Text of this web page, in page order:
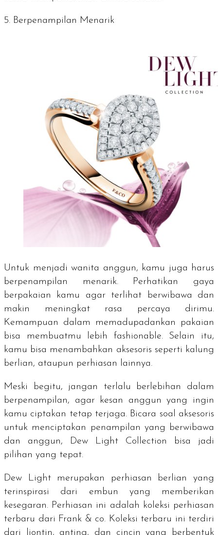
5. Berpenampilan Menarik
Untuk menjadi wanita anggun, kamu juga harus
berpenampilan menarik. Perhatikan gaya
berpakaian kamu agar terlihat berwibawa dan
makin meningkat rasa percaya dirimu.
Kemampuan dalam memadupadankan pakaian
bisa membuatmu lebih fashionable. Selain itu,
kamu bisa menambahkan aksesoris seperti kalung
berlian, ataupun perhiasan lainnya.
Meski begitu, jangan terlalu berlebihan dalam
berpenampilan, agar kesan anggun yang ingin
kamu ciptakan tetap terjaga. Bicara soal aksesoris
untuk menciptakan penampilan yang berwibawa
dan anggun, Dew Light Collection bisa jadi
pilihan yang tepat.
Dew Light merupakan perhiasan berlian yang
terinspirasi dari embun yang memberikan
kesegaran. Perhiasan ini adalah koleksi perhiasan
terbaru dari Frank & co. Koleksi terbaru ini terdiri
dari liontin, anting, dan cincin yang berbentuk